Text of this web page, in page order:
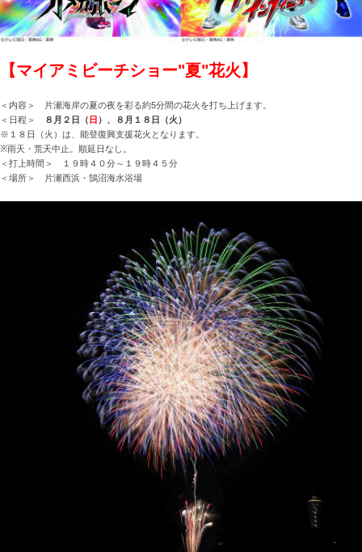
【マイアミビーチショー"夏"花火】
＜内容＞ 片瀬海岸の夏の夜を彩る約5分間の花火を打ち上げます。
＜日程＞
８月２日（ 日 ）、８月１８日（火）
※１８日（火）は、能登復興支援花火となります。
※雨天・荒天中止。順延日なし。
＜打上時間＞ １９時４０分～１９時４５分
＜場所＞ 片瀬西浜・鵠沼海水浴場